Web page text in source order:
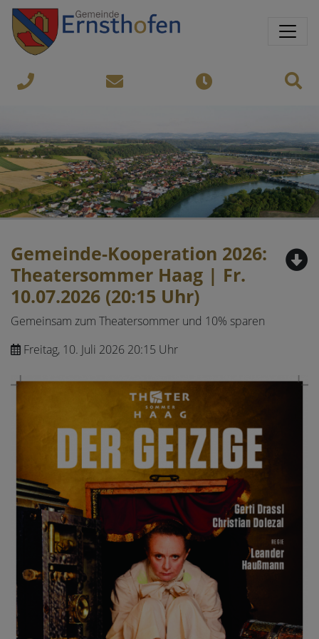
Sprungmarken
Springe direkt zu:
8450
Gemeinde-Kooperation 2026:
Theatersommer Haag | Fr.
10.07.2026 (20:15 Uhr)
Gemeinsam zum Theatersommer und 10% sparen
Freitag, 10. Juli 2026 20:15 Uhr